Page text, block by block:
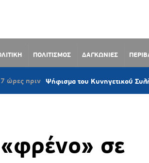
ΠΟΛΙΤΙΣΜΟΣ ΔΑΓΚΩΝΙΕΣ
Ψήφισμα του Κυνηγετικού Συλλόγου
σε